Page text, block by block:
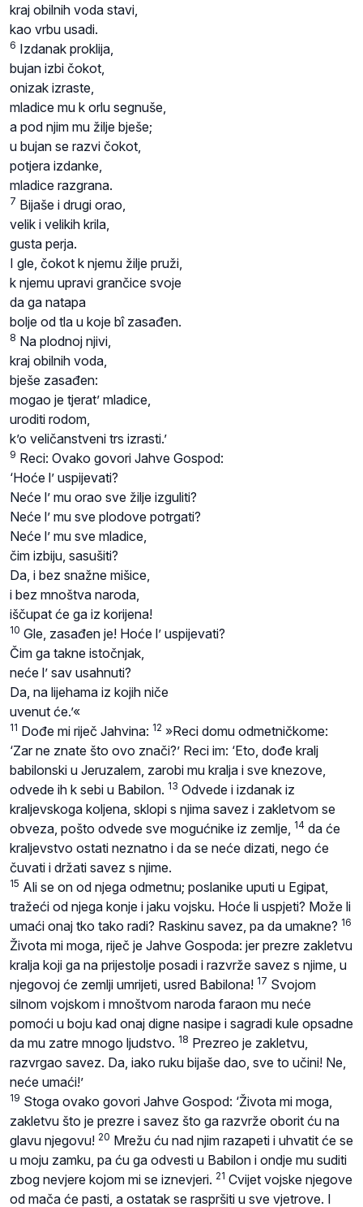
kraj obilnih voda stavi,
kao vrbu usadi.
6 Izdanak proklija,
bujan izbi čokot,
onizak izraste,
mladice mu k orlu segnuše,
a pod njim mu žilje bješe;
u bujan se razvi čokot,
potjera izdanke,
mladice razgrana.
7 Bijaše i drugi orao,
velik i velikih krila,
gusta perja.
I gle, čokot k njemu žilje pruži,
k njemu upravi grančice svoje
da ga natapa
bolje od tla u koje bî zasađen.
8 Na plodnoj njivi,
kraj obilnih voda,
bješe zasađen:
mogao je tjerat’ mladice,
uroditi rodom,
k’o veličanstveni trs izrasti.’
9 Reci: Ovako govori Jahve Gospod:
‘Hoće l’ uspijevati?
Neće l’ mu orao sve žilje izguliti?
Neće l’ mu sve plodove potrgati?
Neće l’ mu sve mladice,
čim izbiju, sasušiti?
Da, i bez snažne mišice,
i bez mnoštva naroda,
iščupat će ga iz korijena!
10 Gle, zasađen je! Hoće l’ uspijevati?
Čim ga takne istočnjak,
neće l’ sav usahnuti?
Da, na lijehama iz kojih niče
uvenut će.’«
11 Dođe mi riječ Jahvina: 12 »Reci domu odmetničkome:
‘Zar ne znate što ovo znači?’ Reci im: ‘Eto, dođe kralj
babilonski u Jeruzalem, zarobi mu kralja i sve knezove,
odvede ih k sebi u Babilon. 13 Odvede i izdanak iz
kraljevskoga koljena, sklopi s njima savez i zakletvom se
obveza, pošto odvede sve mogućnike iz zemlje,
14 da će
kraljevstvo ostati neznatno i da se neće dizati, nego će
čuvati i držati savez s njime.
15 Ali se on od njega odmetnu; poslanike uputi u Egipat,
tražeći od njega konje i jaku vojsku. Hoće li uspjeti? Može li
umaći onaj tko tako radi? Raskinu savez, pa da umakne? 16
Života mi moga, riječ je Jahve Gospoda: jer prezre zakletvu
kralja koji ga na prijestolje posadi i razvrže savez s njime, u
njegovoj će zemlji umrijeti, usred Babilona! 17 Svojom
silnom vojskom i mnoštvom naroda faraon mu neće
pomoći u boju kad onaj digne nasipe i sagradi kule opsadne
da mu zatre mnogo ljudstvo. 18 Prezreo je zakletvu,
razvrgao savez. Da, iako ruku bijaše dao, sve to učini! Ne,
neće umaći!’
19 Stoga ovako govori Jahve Gospod: ‘Života mi moga,
zakletvu što je prezre i savez što ga razvrže oborit ću na
glavu njegovu! 20 Mrežu ću nad njim razapeti i uhvatit će se
u moju zamku, pa ću ga odvesti u Babilon i ondje mu suditi
zbog nevjere kojom mi se iznevjeri. 21 Cvijet vojske njegove
od mača će pasti, a ostatak se raspršiti u sve vjetrove. I